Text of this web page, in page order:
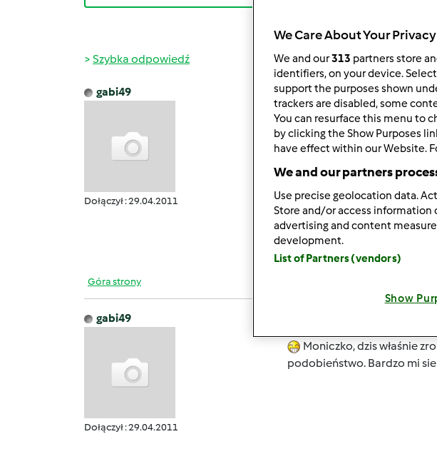
Szybka odpowiedź
gabi49
Dołączył : 29.04.2011
sob., 04/20/2013 - 19:58
Nie myliłam się, jesteś
zaległości. No, cóż, takie
sobie radzi sam? Mieszkacie
i dotąd chodziłyśmy
opieka nad chorymi
jednak to możliwe i wtedy
Dzięki za wyjaśnienie
Góra strony
gabi49
Dołączył : 29.04.2011
Moniczko, dzis właśnie
podobieństwo. Bardzo mi
We Care About Your Privacy
We and our313 partners store
identifiers, on your device.
support the purposes shown
trackers are disabled, some
You can resurface this menu to
by clicking the Show Purposes
have effect within our Website.
We and our partners
Use precise geolocation data.
Store and/or access information
advertising and content
development.
List of Partners (vendors)
Show